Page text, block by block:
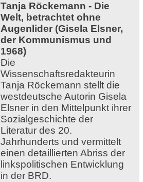
Tanja Röckemann - Die
Welt, betrachtet ohne
Augenlider (Gisela Elsner,
der Kommunismus und
1968)
Die
Wissenschaftsredakteurin
Tanja Röckemann stellt die
westdeutsche Autorin Gisela
Elsner in den Mittelpunkt ihrer
Sozialgeschichte der
Literatur des 20.
Jahrhunderts und vermittelt
einen detaillierten Abriss der
linkspolitischen Entwicklung
in der BRD.